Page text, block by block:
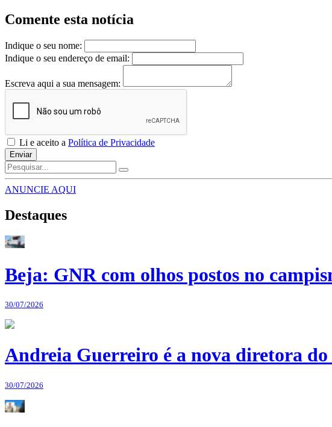
Comente esta notícia
Indique o seu nome:
Indique o seu endereço de email:
Escreva aqui a sua mensagem:
Li e aceito a Política de Privacidade
Enviar
ANUNCIE AQUI
Destaques
Beja: GNR com olhos postos no
30/07/2026
Andreia Guerreiro é a nova diretora
30/07/2026